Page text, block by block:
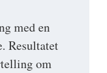
med en
Resultatet
om